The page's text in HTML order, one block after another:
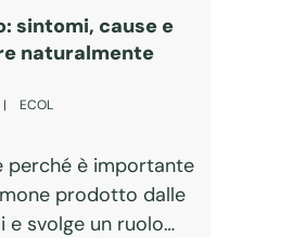
sintomi, cause e
naturalmente
| ECOL
perché è importante
prodotto dalle
e svolge un ruolo